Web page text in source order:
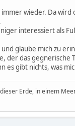
wieder. Da
interessiert als
glaube mich zu
der das gegnerische
es gibt nichts, was
Erde, in einem